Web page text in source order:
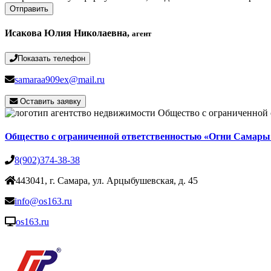
Отправить
Исакова Юлия Николаевна, агент
Показать телефон
samaraa909ex@mail.ru
Оставить заявку
Общество с ограниченной ответственностью «Огни
8(902)374-38-38
443041, г. Самара, ул. Арцыбушевская, д. 45
info@os163.ru
os163.ru